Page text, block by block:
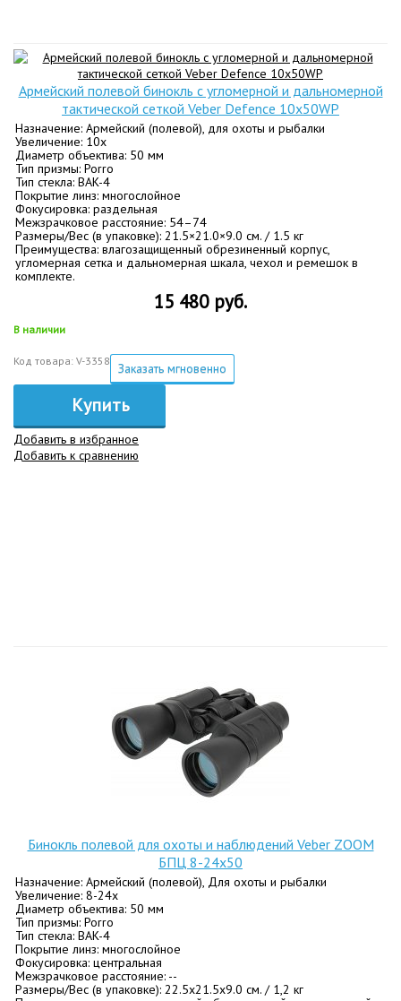
Армейский полевой бинокль с угломерной и дальномерной
тактической сеткой Veber Defence 10x50WP
Назначение: Армейский (полевой), для охоты и рыбалки
Увеличение: 10х
Диаметр объектива: 50 мм
Тип призмы: Porro
Тип стекла: BАK-4
Покрытие линз: многослойное
Фокусировка: раздельная
Межзрачковое расстояние: 54–74
Размеры/Вес (в упаковке): 21.5×21.0×9.0 см. / 1.5 кг
Преимущества: влагозащищенный обрезиненный корпус,
угломерная сетка и дальномерная шкала, чехол и ремешок в
комплекте.
15 480 руб.
В наличии
Код товара: V-3358 Заказать мгновенно
Купить
Добавить в избранное
Добавить к сравнению
Бинокль полевой для охоты и наблюдений Veber ZOOM
БПЦ 8-24x50
Назначение: Армейский (полевой), Для охоты и рыбалки
Увеличение: 8-24х
Диаметр объектива: 50 мм
Тип призмы: Porro
Тип стекла: BАK-4
Покрытие линз: многослойное
Фокусировка: центральная
Межзрачковое расстояние: --
Размеры/Вес (в упаковке): 22.5x21.5x9.0 см. / 1,2 кг